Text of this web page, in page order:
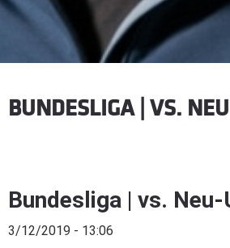
BUNDESLIGA | VS.
Bundesliga | vs.
3/12/2019 - 13:06